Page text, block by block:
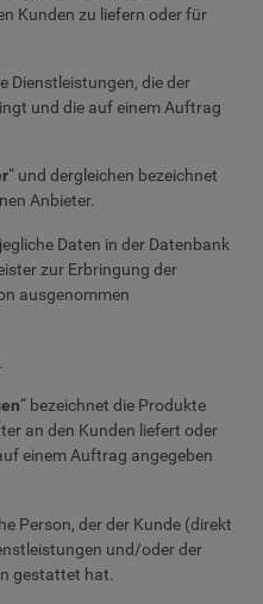
Kunden zu liefern oder für
Dienstleistungen, die der
und die auf einem Auftrag
“ und dergleichen bezeichnet
Anbieter.
Daten in der Datenbank
zur Erbringung der
ausgenommen
“ bezeichnet die Produkte
an den Kunden liefert oder
einem Auftrag angegeben
Person, der der Kunde (direkt
und/oder der
gestattet hat.